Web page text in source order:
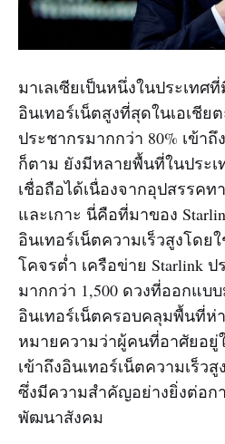
มาเลเซียเป็นหนึ่งในประเทศ
อินเทอร์เน็ตสูงที่สุดในเอเชีย
ประชากรมากกว่า 80% เข้าถึ
ก็ตาม ยังมีหลายพื้นที่ในประเ
เชื่อถือได้เนื่องจากอุปสรรคท
และเกาะ นี่คือที่มาของ
อินเทอร์เน็ตความเร็วสูงโดย
โคจรต่ำ เครือข่าย Starlink
มากกว่า 1,500 ดวงที่ออกแบ
อินเทอร์เน็ตครอบคลุมพื้นที่ห่
หมายความว่าผู้คนที่อาศัยอ
เข้าถึงอินเทอร์เน็ตความเร็ว
ซึ่งมีความสำคัญอย่างยิ่งต่อก
พัฒนาสังคม